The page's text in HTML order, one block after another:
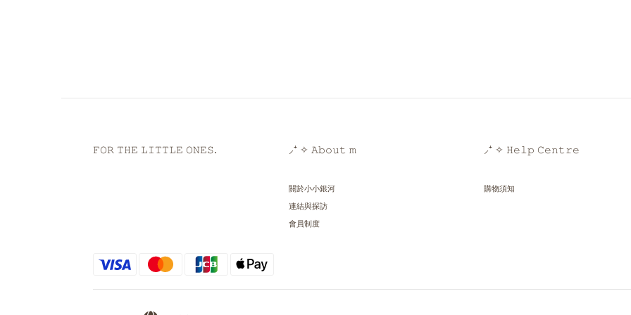
𝙵𝙾𝚁 𝚃𝙷𝙴 𝙻𝙸𝚃𝚃𝙻𝙴 𝙾𝙽𝙴𝚂. ⸝⁺ ✧ 𝙰𝚋𝚘𝚞𝚝 𝚖
關於小小銀河
連結與探訪
會員制度
⸝⁺ ✧ 𝙷𝚎𝚕𝚙 𝙲𝚎𝚗𝚝𝚛𝚎
購物須知